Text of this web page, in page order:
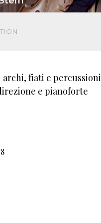
archi, fiati e percussioni
e pianoforte